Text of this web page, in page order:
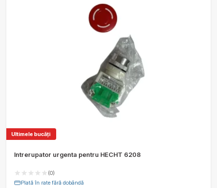
Ultimele bucăți
Intrerupator urgenta pentru HECHT 6208
(0)
Plată în rate fără dobândă